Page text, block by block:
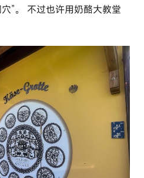
”。 不过也许用奶酪大教堂